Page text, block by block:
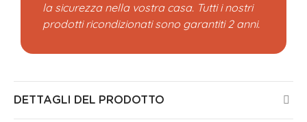
la sicurezza nella vostra casa. Tutti i nostri
prodotti ricondizionati sono garantiti 2 anni.
DETTAGLI DEL PRODOTTO